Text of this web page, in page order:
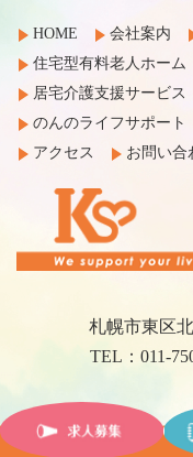
HOME 会社案内
住宅型有料老人ホーム
居宅介護支援サービス
のんのライフサポート
アクセス
お問い合
札幌市東区
TEL：011-